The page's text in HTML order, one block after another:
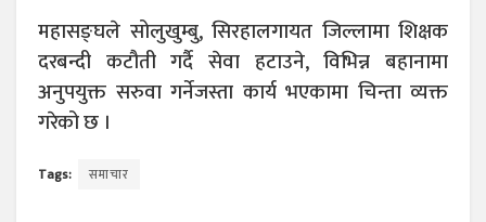
महासङ्घले सोलुखुम्बु, सिरहालगायत जिल्लामा शिक्षक
दरबन्दी कटौती गर्दै सेवा हटाउने, विभिन्न बहानामा
अनुपयुक्त सरुवा गर्नेजस्ता कार्य भएकामा चिन्ता व्यक्त
गरेको छ ।
Tags: समाचार